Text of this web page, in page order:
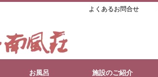
よくあるお問合せ
お風呂 施設のご紹介